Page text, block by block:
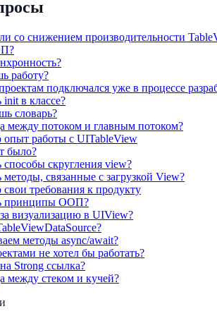
со снижением производительности
работу?
подключался уже в процессе
в классе?
словарь?
между потоком и главным потоком?
опыт работы с UITableView
было?
скругления view?
связанные с загрузкой View?
требования к продукту
принципы ООП?
визуализацию в UIView?
методы async/await?
не хотел бы работать?
Strong ссылка?
между стеком и кучей?